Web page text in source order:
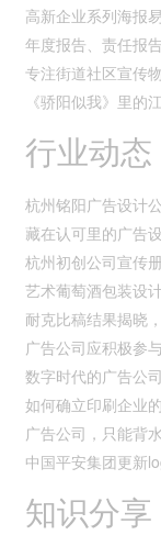
高新企业系列海报
专注街道社区宣传
行业动态
杭州铭阳广告设计
藏在认可里的广告
艺术葡萄酒包装设
广告公司应积极参
数字时代的广告公司
如何确立印刷企业
广告公司，只能背
中国平安集团更新
知识分享